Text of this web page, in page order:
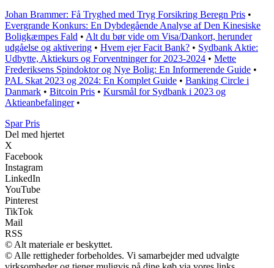
Johan Brammer: Få Tryghed med Tryg Forsikring Beregn Pris •
Evergrande Konkurs: En Dybdegående Analyse af Den Kinesiske
Boligkæmpes Fald • Alt du bør vide om Visa/Dankort, herunder
udgåelse og aktivering • Hvem ejer Facit Bank? • Sydbank Aktie:
Udbytte, Aktiekurs og Forventninger for 2023-2024 • Mette
Frederiksens Spindoktor og Nye Bolig: En Informerende Guide •
PAL Skat 2023 og 2024: En Komplet Guide • Banking Circle i
Danmark • Bitcoin Pris • Kursmål for Sydbank i 2023 og
Aktieanbefalinger•
Spar Pris
Del med hjertet
X
Facebook
Instagram
LinkedIn
YouTube
Pinterest
TikTok
Mail
RSS
© Alt materiale er beskyttet.
© Alle rettigheder forbeholdes. Vi samarbejder med udvalgte